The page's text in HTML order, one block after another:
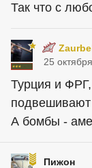
Так что с
25
Турция и
А бомбы -
Пижон